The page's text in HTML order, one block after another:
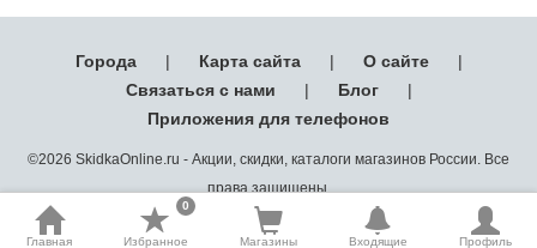
Города | Карта сайта | О сайте
|
Связаться с нами
| Блог
|
Приложения для телефонов
©2026 SkidkaOnline.ru - Акции, скидки, каталоги магазинов России. Все
права защищены.
Главная Избранное
0
Магазины Входящие Профиль